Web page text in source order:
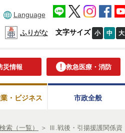
Language
ふりがな 文字サイズ 小 中 大
災情報 救急医療・消防
・ビジネス 市政全般
索（一覧） ＞ Ⅲ.戦後・引揚援護関係資